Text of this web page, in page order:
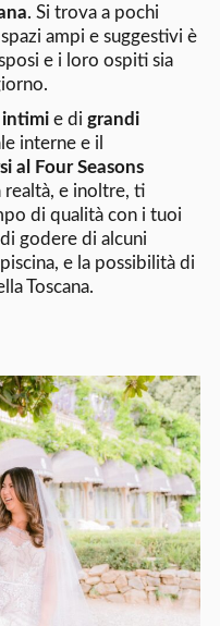
. Si trova a pochi
ampi e suggestivi è
e i loro ospiti sia
intimie di grandi
interne e il
al Four Seasons
e inoltre, ti
di qualità con i tuoi
godere di alcuni
e la possibilità di
Toscana.